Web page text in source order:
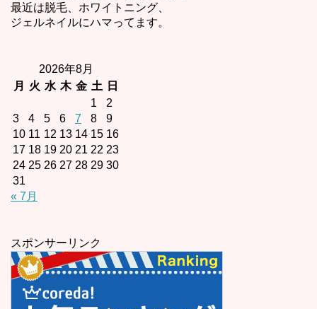
最近は脱毛、ホワイトニング、
ジェルネイルにハマってます。
2026年8月
月
火 水 木 金 土
日
1
2
3
4 5 6 7 8
9
10 11 12 13 14 15 16
17 18 19 20 21 22 23
24 25 26 27 28 29 30
31
« 7月
スポンサーリンク